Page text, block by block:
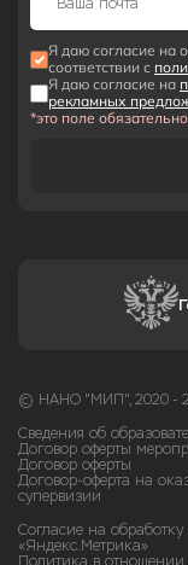
Я даю согласие на
соответствии с
Я даю согласие на
рекламных
*это поле обязательно
© НАНО "МИП", 2020 -
Сведения об
Договор оферты
Договор оферты
Договор-оферта на
супервизии
Согласие на
«Яндекс.Метрика»